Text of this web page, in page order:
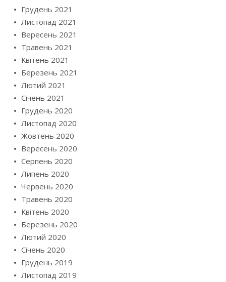
Грудень 2021
Листопад 2021
Вересень 2021
Травень 2021
Квітень 2021
Березень 2021
Лютий 2021
Січень 2021
Грудень 2020
Листопад 2020
Жовтень 2020
Вересень 2020
Серпень 2020
Липень 2020
Червень 2020
Травень 2020
Квітень 2020
Березень 2020
Лютий 2020
Січень 2020
Грудень 2019
Листопад 2019